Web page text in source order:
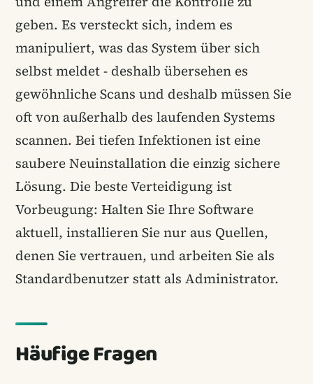
geben. Es versteckt sich, indem es
manipuliert, was das System über sich
selbst meldet - deshalb übersehen es
gewöhnliche Scans und deshalb müssen Sie
oft von außerhalb des laufenden Systems
scannen. Bei tiefen Infektionen ist eine
saubere Neuinstallation die einzig sichere
Lösung. Die beste Verteidigung ist
Vorbeugung: Halten Sie Ihre Software
aktuell, installieren Sie nur aus Quellen,
denen Sie vertrauen, und arbeiten Sie als
Standardbenutzer statt als Administrator.
Häufige Fragen